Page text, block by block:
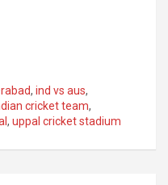
, ind vs aus,
cricket team,
, uppal cricket stadium